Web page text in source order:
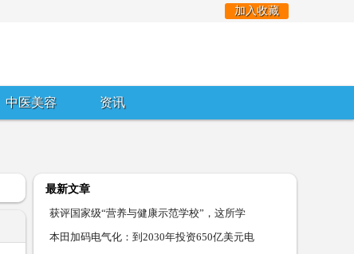
加入收藏
中医美容 资讯
最新文章
获评国家级“营养与健康示范学校”，这所学
本田加码电气化：到2030年投资650亿美元电